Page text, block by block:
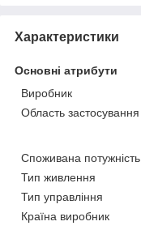
Характеристики
Основні атрибути
Виробник
Область застосування
Споживана потужність
Тип живлення
Тип управління
Країна виробник